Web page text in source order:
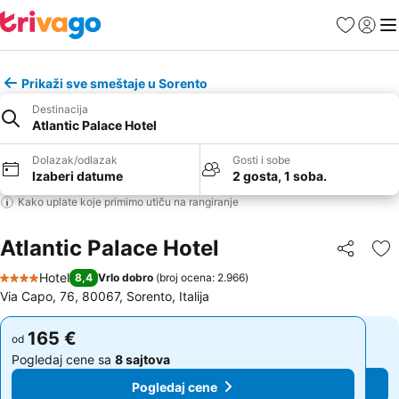
FavoritiPrijavi
Prikaži sve smeštaje u Sorento
Destinacija
Atlantic Palace Hotel
Dolazak/odlazak
Izaberi datume
Gosti i sobe
2 gosta, 1 soba.
Kako uplate koje primimo utiču na rangiranje
Atlantic Palace Hotel Deli
4 Zvezdice
Hotel 8,4 Vrlo dobro (broj ocena: 2.966)
Via Capo, 76, 80067, Sorento, Italija
od 165 €
Pogledaj cene sa 8 sajtova
Pogledaj cene
od 165 €
Pogledaj cene sa 8 sajtova
Pogledaj cene